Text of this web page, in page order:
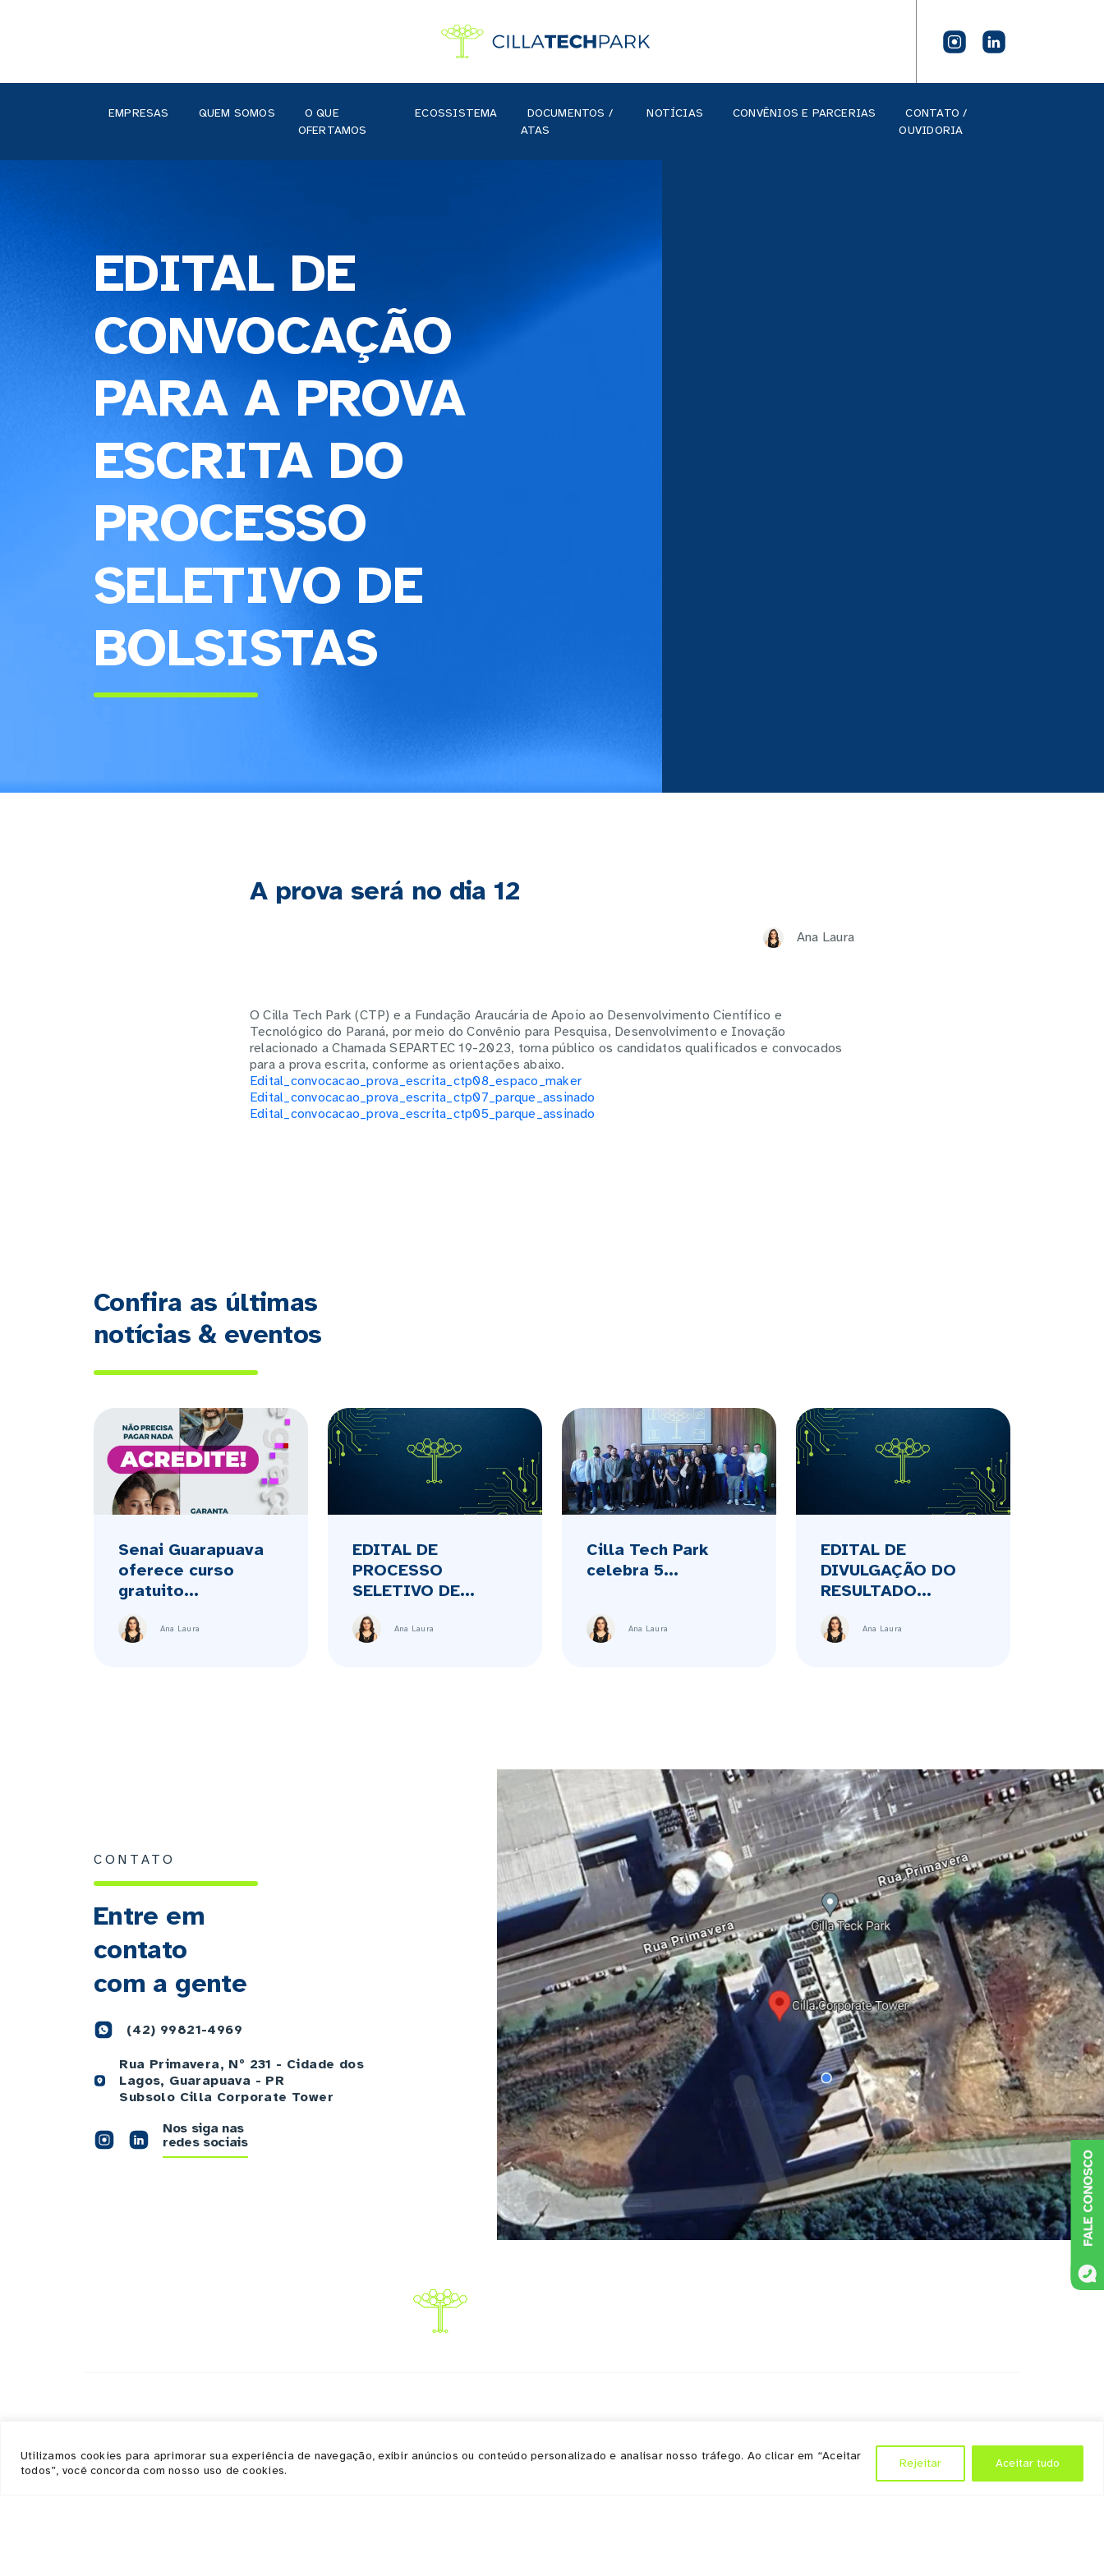
Utilizamos cookies para aprimorar sua experiência de navegação, exibir anúncios ou conteúdo personalizado e analisar nosso tráfego. Ao clicar em “Aceitar
todos”, você concorda com nosso uso de cookies.
Rejeitar Aceitar tudo
EMPRESAS QUEM SOMOS
O QUE
OFERTAMOS
ECOSSISTEMA
DOCUMENTOS /
ATAS
NOTÍCIAS CONVÊNIOS E PARCERIAS
CONTATO /
OUVIDORIA
EDITAL DE
CONVOCAÇÃO
PARA A PROVA
ESCRITA DO
PROCESSO
SELETIVO DE
BOLSISTAS
A prova será no dia 12
Ana Laura
O Cilla Tech Park (CTP) e a Fundação Araucária de Apoio ao Desenvolvimento Científico e
Tecnológico do Paraná, por meio do Convênio para Pesquisa, Desenvolvimento e Inovação
relacionado a Chamada SEPARTEC 19-2023, torna público os candidatos qualificados e convocados
para a prova escrita, conforme as orientações abaixo.
Edital_convocacao_prova_escrita_ctp08_espaco_maker
Edital_convocacao_prova_escrita_ctp07_parque_assinado
Edital_convocacao_prova_escrita_ctp05_parque_assinado
Confira as últimas
notícias & eventos
Senai Guarapuava
oferece curso
gratuito...
Ana Laura
EDITAL DE
PROCESSO
SELETIVO DE...
Ana Laura
Cilla Tech Park
celebra 5...
Ana Laura
EDITAL DE
DIVULGAÇÃO DO
RESULTADO...
Ana Laura
CONTATO
Entre em
contato
com a gente
(42) 99821-4969
Rua Primavera, Nº 231 - Cidade dos
Lagos, Guarapuava - PR
Subsolo Cilla Corporate Tower
Nos siga nas
redes sociais
Abaixo os objetivos sustentáveis que atingimos